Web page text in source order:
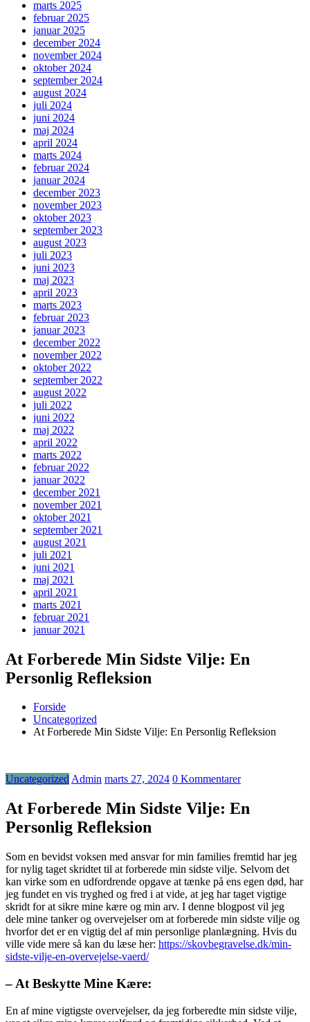
marts 2025
februar 2025
januar 2025
december 2024
november 2024
oktober 2024
september 2024
august 2024
juli 2024
juni 2024
maj 2024
april 2024
marts 2024
februar 2024
januar 2024
december 2023
november 2023
oktober 2023
september 2023
august 2023
juli 2023
juni 2023
maj 2023
april 2023
marts 2023
februar 2023
januar 2023
december 2022
november 2022
oktober 2022
september 2022
august 2022
juli 2022
juni 2022
maj 2022
april 2022
marts 2022
februar 2022
januar 2022
december 2021
november 2021
oktober 2021
september 2021
august 2021
juli 2021
juni 2021
maj 2021
april 2021
marts 2021
februar 2021
januar 2021
At Forberede Min Sidste Vilje: En
Personlig Refleksion
Forside
Uncategorized
At Forberede Min Sidste Vilje: En Personlig Refleksion
UncategorizedAdmin marts 27, 2024 0 Kommentarer
At Forberede Min Sidste Vilje: En
Personlig Refleksion
Som en bevidst voksen med ansvar for min families fremtid har jeg
for nylig taget skridtet til at forberede min sidste vilje. Selvom det
kan virke som en udfordrende opgave at tænke på ens egen død, har
jeg fundet en vis tryghed og fred i at vide, at jeg har taget vigtige
skridt for at sikre mine kære og min arv. I denne blogpost vil jeg
dele mine tanker og overvejelser om at forberede min sidste vilje og
hvorfor det er en vigtig del af min personlige planlægning. Hvis du
ville vide mere så kan du læse her: https://skovbegravelse.dk/min-
sidste-vilje-en-overvejelse-vaerd/
– At Beskytte Mine Kære:
En af mine vigtigste overvejelser, da jeg forberedte min sidste vilje,